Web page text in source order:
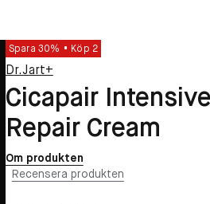
Spara 30% Köp 2
Dr.Jart+
Cicapair
Repair Cream
Om produkten
Recensera produkten